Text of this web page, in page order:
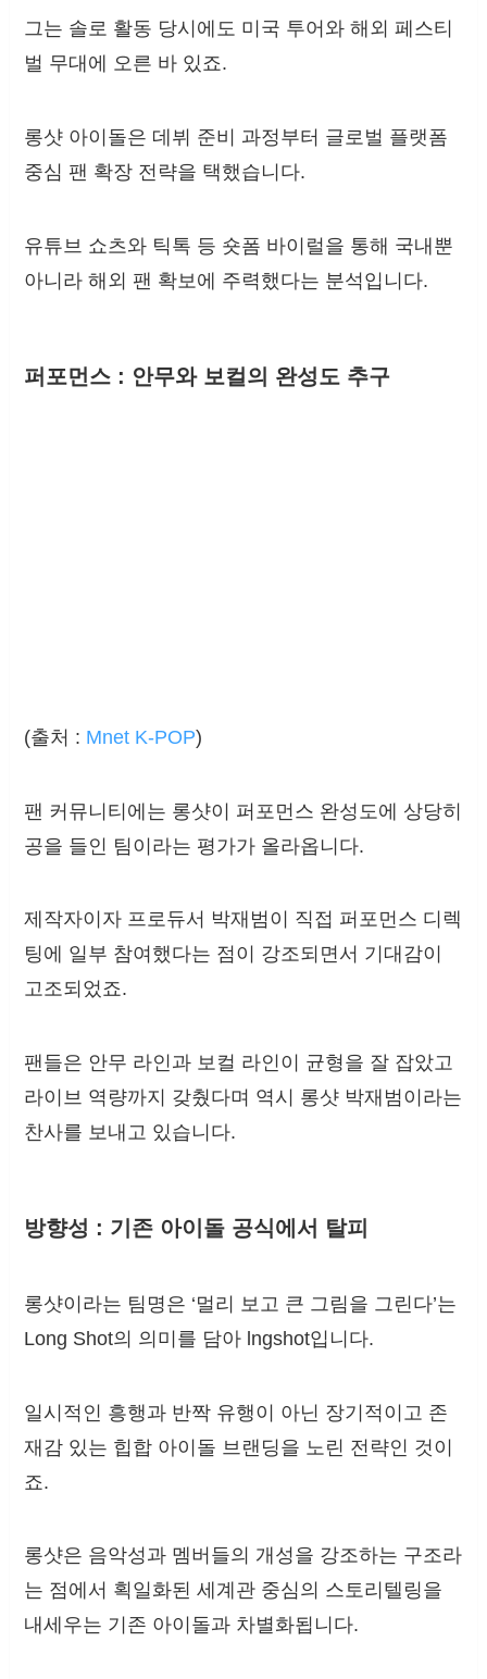
그는 솔로 활동 당시에도 미국 투어와 해외 페스티
벌 무대에 오른 바 있죠.
롱샷 아이돌은 데뷔 준비 과정부터 글로벌 플랫폼
중심 팬 확장 전략을 택했습니다.
유튜브 쇼츠와 틱톡 등 숏폼 바이럴을 통해 국내뿐
아니라 해외 팬 확보에 주력했다는 분석입니다.
퍼포먼스 : 안무와 보컬의 완성도 추구
(출처 : Mnet K-POP)
팬 커뮤니티에는 롱샷이 퍼포먼스 완성도에 상당히
공을 들인 팀이라는 평가가 올라옵니다.
제작자이자 프로듀서 박재범이 직접 퍼포먼스 디렉
팅에 일부 참여했다는 점이 강조되면서 기대감이
고조되었죠.
팬들은 안무 라인과 보컬 라인이 균형을 잘 잡았고
라이브 역량까지 갖췄다며 역시 롱샷 박재범이라는
찬사를 보내고 있습니다.
방향성 : 기존 아이돌 공식에서 탈피
롱샷이라는 팀명은 ‘멀리 보고 큰 그림을 그린다’는
Long Shot의 의미를 담아 lngshot입니다.
일시적인 흥행과 반짝 유행이 아닌 장기적이고 존
재감 있는 힙합 아이돌 브랜딩을 노린 전략인 것이
죠.
롱샷은 음악성과 멤버들의 개성을 강조하는 구조라
는 점에서 획일화된 세계관 중심의 스토리텔링을
내세우는 기존 아이돌과 차별화됩니다.